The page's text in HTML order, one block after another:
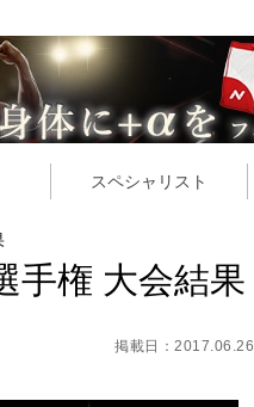
スペシャリスト
手権 大会結果
掲載日：2017.06.26